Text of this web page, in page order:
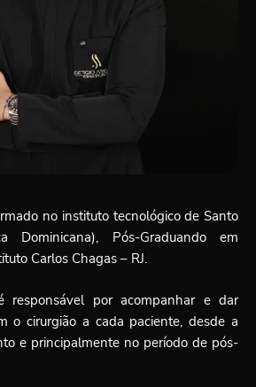
no instituto tecnológico de Santo
Dominicana), Pós-Graduando em
Carlos Chagas – RJ.
responsável por acompanhar e dar
o cirurgião a cada paciente, desde a
e principalmente no período de pós-